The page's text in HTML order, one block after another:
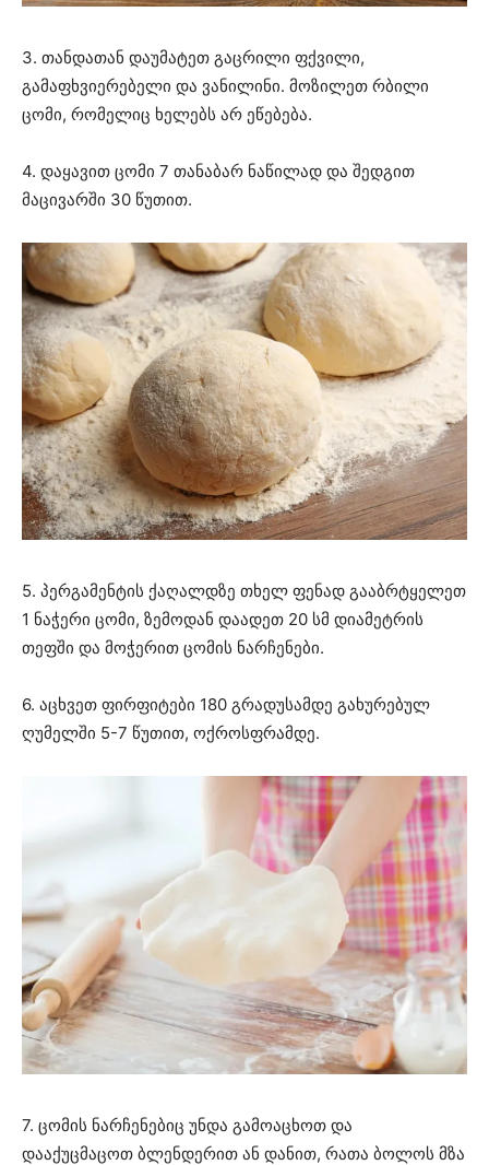
3. თანდათან დაუმატეთ გაცრილი ფქვილი,
გამაფხვიერებელი და ვანილინი. მოზილეთ რბილი
ცომი, რომელიც ხელებს არ ეწებება.
4. დაყავით ცომი 7 თანაბარ ნაწილად და შედგით
მაცივარში 30 წუთით.
5. პერგამენტის ქაღალდზე თხელ ფენად გააბრტყელეთ
1 ნაჭერი ცომი, ზემოდან დაადეთ 20 სმ დიამეტრის
თეფში და მოჭერით ცომის ნარჩენები.
6. აცხვეთ ფირფიტები 180 გრადუსამდე გახურებულ
ღუმელში 5-7 წუთით, ოქროსფრამდე.
7. ცომის ნარჩენებიც უნდა გამოაცხოთ და
დააქუცმაცოთ ბლენდერით ან დანით, რათა ბოლოს მზა